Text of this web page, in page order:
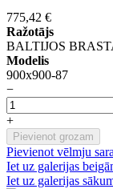
775,42 €
Ražotājs
BALTIJOS
Modelis
900x900-87
−
+
Pievienot grozam
Pievienot vēlmju
Iet uz galerijas
Iet uz galerijas